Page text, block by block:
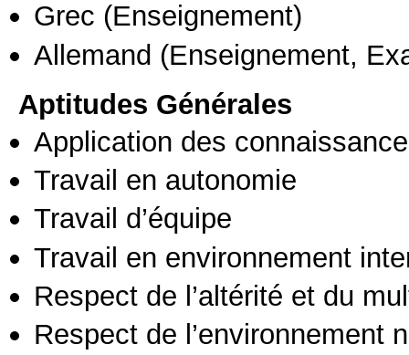
Grec (Enseignement)
Allemand (Enseignement,
Aptitudes Générales
Application des
Travail en autonomie
Travail d’équipe
Travail en environnement
Respect de l’altérité et du
Respect de l’environnement